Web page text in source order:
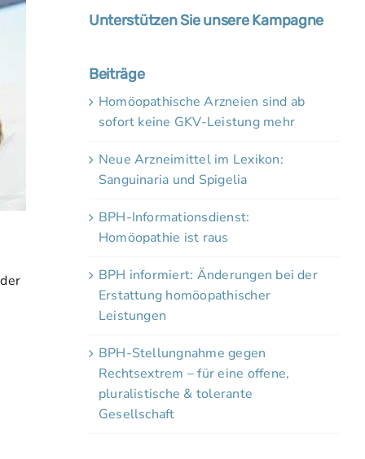
Unterstützen Sie unsere Kampagne
Beiträge
Homöopathische Arzneien sind ab
sofort keine GKV-Leistung mehr
Neue Arzneimittel im Lexikon:
Sanguinaria und Spigelia
BPH-Informationsdienst:
Homöopathie ist raus
BPH informiert: Änderungen bei der
Erstattung homöopathischer
Leistungen
BPH-Stellungnahme gegen
Rechtsextrem – für eine offene,
pluralistische & tolerante
Gesellschaft